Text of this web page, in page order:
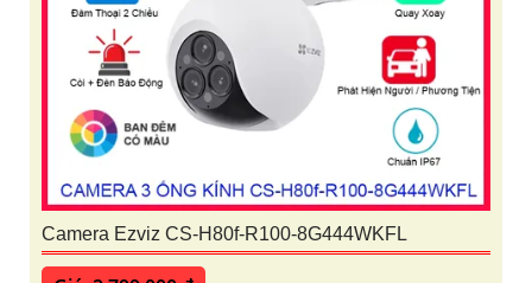
Camera Ezviz CS-H80f-R100-8G444WKFL